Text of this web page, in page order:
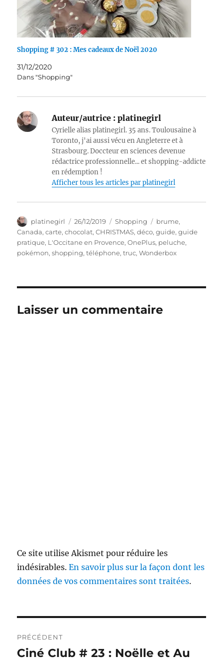
Shopping # 302 : Mes cadeaux de Noël 2020
31/12/2020
Dans "Shopping"
Auteur/autrice : platinegirl
Cyrielle alias platinegirl. 35 ans. Toulousaine à
Toronto, j'ai aussi vécu en Angleterre et à
Strasbourg. Doccteur en sciences devenue
rédactrice professionnelle... et shopping-addicte
en rédemption !
Afficher tous les articles par platinegirl
Auteur
platinegirl
Publié
le
26/12/2019 Catégories
Shopping Étiquettes
brume,
Canada,carte,chocolat,CHRISTMAS,déco,guide,guide
pratique, L'Occitane en Provence,OnePlus, peluche,
pokémon,shopping,téléphone,truc,Wonderbox
Laisser un commentaire
Ce site utilise Akismet pour réduire les
indésirables.En savoir plus sur la façon dont les
données de vos commentaires sont traitées.
de
PRÉCÉDENT
Publication
Ciné Club # 23 : Noëlle et Au